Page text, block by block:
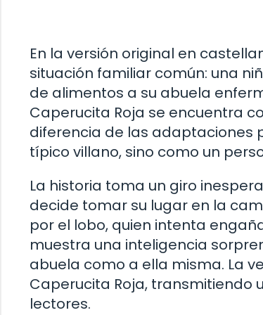
En la versión original en
situación familiar común: una
de alimentos a su abuela
Caperucita Roja se encuentra
diferencia de las adaptaciones
típico villano, sino como un
La historia toma un giro
decide tomar su lugar en la
por el lobo, quien intenta
muestra una inteligencia
abuela como a ella misma. La
Caperucita Roja, transmitiendo
lectores.